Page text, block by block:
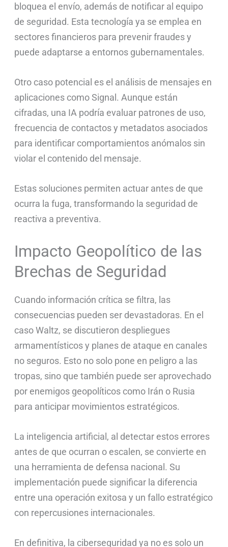
bloquea el envío, además de notificar al equipo
de seguridad. Esta tecnología ya se emplea en
sectores financieros para prevenir fraudes y
puede adaptarse a entornos gubernamentales.
Otro caso potencial es el análisis de mensajes en
aplicaciones como Signal. Aunque están
cifradas, una IA podría evaluar patrones de uso,
frecuencia de contactos y metadatos asociados
para identificar comportamientos anómalos sin
violar el contenido del mensaje.
Estas soluciones permiten actuar antes de que
ocurra la fuga, transformando la seguridad de
reactiva a preventiva.
Impacto Geopolítico de las
Brechas de Seguridad
Cuando información crítica se filtra, las
consecuencias pueden ser devastadoras. En el
caso Waltz, se discutieron despliegues
armamentísticos y planes de ataque en canales
no seguros. Esto no solo pone en peligro a las
tropas, sino que también puede ser aprovechado
por enemigos geopolíticos como Irán o Rusia
para anticipar movimientos estratégicos.
La inteligencia artificial, al detectar estos errores
antes de que ocurran o escalen, se convierte en
una herramienta de defensa nacional. Su
implementación puede significar la diferencia
entre una operación exitosa y un fallo estratégico
con repercusiones internacionales.
En definitiva, la ciberseguridad ya no es solo un